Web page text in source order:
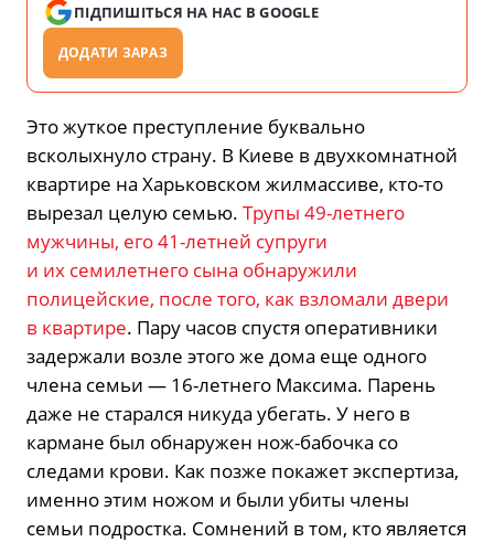
ПІДПИШІТЬСЯ НА НАС В GOOGLE
ДОДАТИ ЗАРАЗ
Это жуткое преступление буквально
всколыхнуло страну. В Киеве в двухкомнатной
квартире на Харьковском жилмассиве, кто-то
вырезал целую семью. Трупы 49-летнего
мужчины, его 41-летней супруги
и их семилетнего сына обнаружили
полицейские, после того, как взломали двери
в квартире. Пару часов спустя оперативники
задержали возле этого же дома еще одного
члена семьи — 16-летнего Максима. Парень
даже не старался никуда убегать. У него в
кармане был обнаружен нож-бабочка со
следами крови. Как позже покажет экспертиза,
именно этим ножом и были убиты члены
семьи подростка. Сомнений в том, кто является